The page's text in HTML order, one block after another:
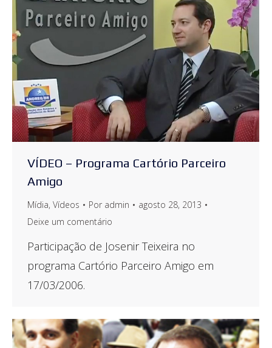
VÍDEO – Programa Cartório Parceiro
Amigo
Mídia, Vídeos Por admin
agosto 28, 2013
Deixe um comentário
Participação de Josenir Teixeira no
programa Cartório Parceiro Amigo em
17/03/2006.